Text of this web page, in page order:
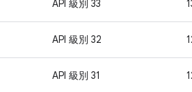
API 級別 33
API 級別 32
API 級別 31